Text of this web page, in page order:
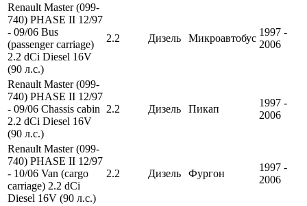
Renault Master (099-
740) PHASE II 12/97
- 09/06 Bus
(passenger carriage)
2.2 dCi Diesel 16V
(90 л.с.)
2.2 Дизель Микроавтобус
1997 -
2006
Renault Master (099-
740) PHASE II 12/97
- 09/06 Chassis cabin
2.2 dCi Diesel 16V
(90 л.с.)
2.2 Дизель Пикап
1997 -
2006
Renault Master (099-
740) PHASE II 12/97
- 10/06 Van (cargo
carriage) 2.2 dCi
Diesel 16V (90 л.с.)
2.2 Дизель Фургон
1997 -
2006